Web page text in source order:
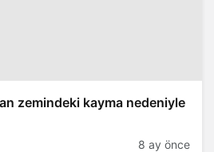
zemindeki kayma nedeniyle
8 ay önce